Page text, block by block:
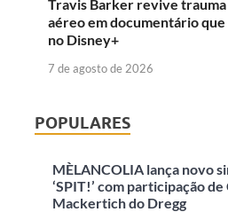
Travis Barker revive
aéreo em documentário
no Disney+
7 de agosto de 2026
POPULARES
MÈLANCOLIA lança novo
‘SPIT!’ com participação
Mackertich do Dregg